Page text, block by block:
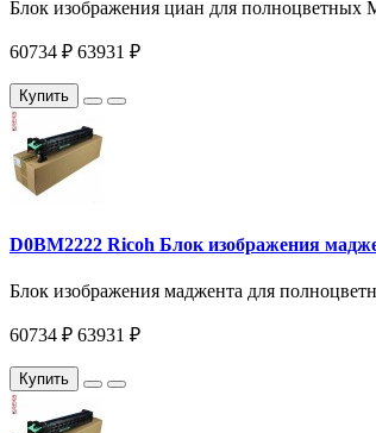
Блок изображения циан для
60734 ₽ 63931 ₽
Купить
D0BM2222 Ricoh Блок изображения
Блок изображения маджента для
60734 ₽ 63931 ₽
Купить